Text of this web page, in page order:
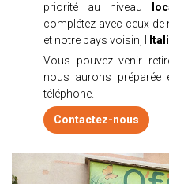
priorité au niveau
complétez avec ceux de
et notre pays voisin, l'
Vous pouvez venir
nous aurons
téléphone.
Contactez-nous